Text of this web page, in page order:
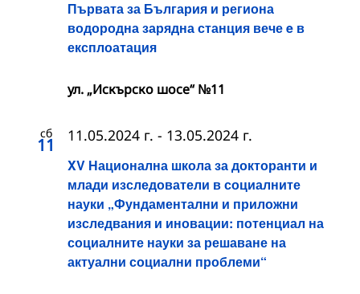
Първата за България и региона
водородна зарядна станция вече e в
експлоатация
ул. „Искърско шосе“ №11
сб
11
XV Национална школа за докторанти и
млади изследователи в социалните
науки „Фундаментални и приложни
изследвания и иновации: потенциал на
социалните науки за решаване на
актуални социални проблеми“
11.05.2024 г. - 13.05.2024 г.